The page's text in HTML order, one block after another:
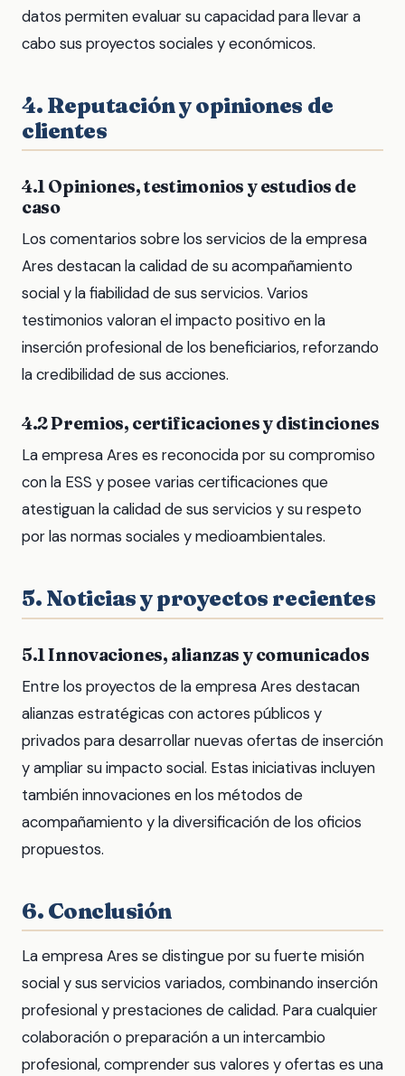
datos permiten evaluar su capacidad para llevar a
cabo sus proyectos sociales y económicos.
4. Reputación y opiniones de
clientes
4.1 Opiniones, testimonios y estudios de
caso
Los comentarios sobre los servicios de la empresa
Ares destacan la calidad de su acompañamiento
social y la fiabilidad de sus servicios. Varios
testimonios valoran el impacto positivo en la
inserción profesional de los beneficiarios, reforzando
la credibilidad de sus acciones.
4.2 Premios, certificaciones y distinciones
La empresa Ares es reconocida por su compromiso
con la ESS y posee varias certificaciones que
atestiguan la calidad de sus servicios y su respeto
por las normas sociales y medioambientales.
5. Noticias y proyectos recientes
5.1 Innovaciones, alianzas y comunicados
Entre los proyectos de la empresa Ares destacan
alianzas estratégicas con actores públicos y
privados para desarrollar nuevas ofertas de inserción
y ampliar su impacto social. Estas iniciativas incluyen
también innovaciones en los métodos de
acompañamiento y la diversificación de los oficios
propuestos.
6. Conclusión
La empresa Ares se distingue por su fuerte misión
social y sus servicios variados, combinando inserción
profesional y prestaciones de calidad. Para cualquier
colaboración o preparación a un intercambio
profesional, comprender sus valores y ofertas es una